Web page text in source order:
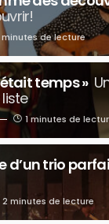
minutes de lecture
était temps »
1 minutes de
d’un trio
2 minutes de lecture